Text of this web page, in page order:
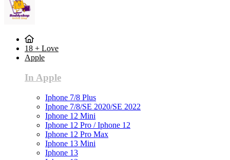
18 + Love
Apple
In Apple
Iphone 7/8 Plus
Iphone 7/8/SE 2020/SE 2022
Iphone 12 Mini
Iphone 12 Pro / Iphone 12
Iphone 12 Pro Max
Iphone 13 Mini
Iphone 13